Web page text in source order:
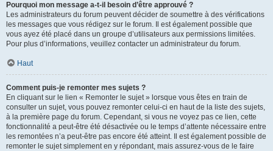
Pourquoi mon message a-t-il besoin d’être approuvé ?
Les administrateurs du forum peuvent décider de soumettre à des vérifications
les messages que vous rédigez sur le forum. Il est également possible que
vous ayez été placé dans un groupe d’utilisateurs aux permissions limitées.
Pour plus d’informations, veuillez contacter un administrateur du forum.
Haut
Comment puis-je remonter mes sujets ?
En cliquant sur le lien « Remonter le sujet » lorsque vous êtes en train de
consulter un sujet, vous pouvez remonter celui-ci en haut de la liste des sujets,
à la première page du forum. Cependant, si vous ne voyez pas ce lien, cette
fonctionnalité a peut-être été désactivée ou le temps d’attente nécessaire entre
les remontées n’a peut-être pas encore été atteint. Il est également possible de
remonter le sujet simplement en y répondant, mais assurez-vous de le faire